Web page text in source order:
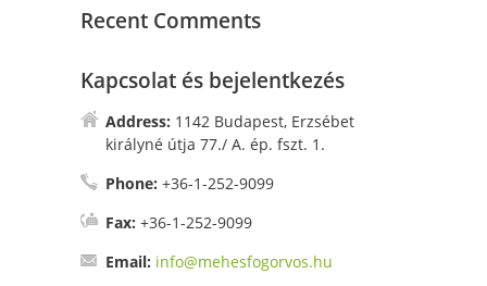
Recent Comments
Kapcsolat és bejelentkezés
Address: 1142 Budapest, Erzsébet
királyné útja 77./ A. ép. fszt. 1.
Phone: +36-1-252-9099
Fax: +36-1-252-9099
Email: info@mehesfogorvos.hu